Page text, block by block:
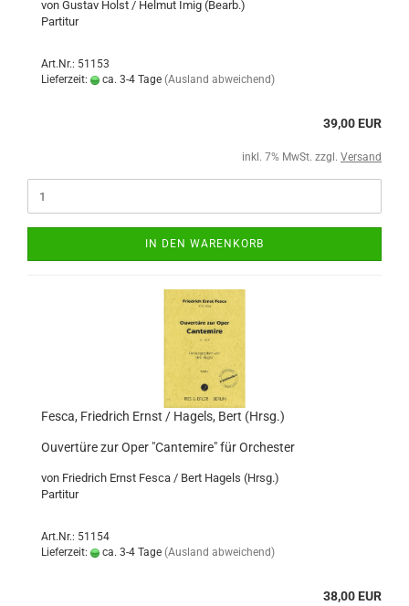
von Gustav Holst / Helmut Imig (Bearb.)
Partitur
Art.Nr.: 51153
Lieferzeit:
ca. 3-4 Tage (Ausland abweichend)
39,00 EUR
inkl. 7% MwSt. zzgl. Versand
IN DEN WARENKORB
Fesca, Friedrich Ernst / Hagels, Bert (Hrsg.)
Ouvertüre zur Oper "Cantemire" für Orchester
von Friedrich Ernst Fesca / Bert Hagels (Hrsg.)
Partitur
Art.Nr.: 51154
Lieferzeit:
ca. 3-4 Tage (Ausland abweichend)
38,00 EUR